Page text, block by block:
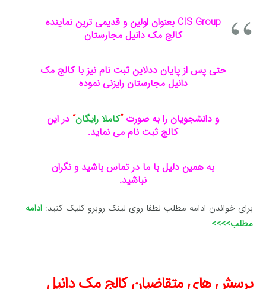
CIS Group بعنوان اولین و قدیمی ترین نماینده
کالج مک دانیل مجارستان
حتی پس از پایان ددلاین ثبت نام نیز با کالج مک
دانیل مجارستان رایزنی نموده
و دانشجویان را به صورت“کاملا رایگان“ در این
کالج ثبت نام می نماید.
به همین دلیل با ما در تماس باشید و نگران
نباشید.
برای خواندن ادامه مطلب لطفا روی لینک روبرو کلیک کنید:ادامه
مطلب>>>>
پرسش های متقاضیان کالج مک دانیل